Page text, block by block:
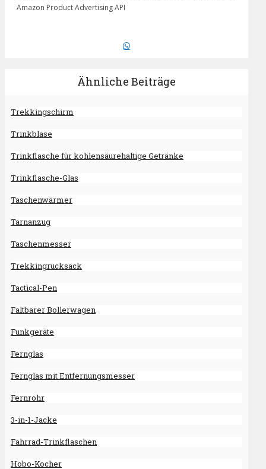
Amazon Product Advertising API
Ähnliche Beiträge
Trekkingschirm
Trinkblase
Trinkflasche für kohlensäurehaltige Getränke
Trinkflasche-Glas
Taschenwärmer
Tarnanzug
Taschenmesser
Trekkingrucksack
Tactical-Pen
Faltbarer Bollerwagen
Funkgeräte
Fernglas
Fernglas mit Entfernungsmesser
Fernrohr
3-in-1-Jacke
Fahrrad-Trinkflaschen
Hobo-Kocher